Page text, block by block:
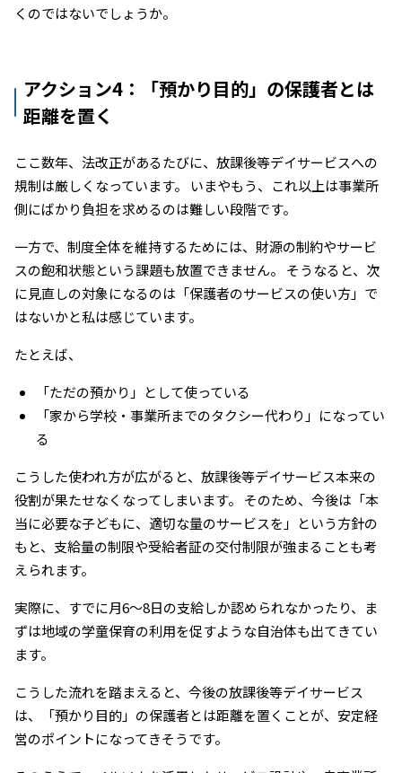
くのではないでしょうか。
アクション4：「預かり目的」の保護者とは
距離を置く
ここ数年、法改正があるたびに、放課後等デイサービスへの
規制は厳しくなっています。 いまやもう、これ以上は事業所
側にばかり負担を求めるのは難しい段階です。
一方で、制度全体を維持するためには、財源の制約やサービ
スの飽和状態という課題も放置できません。 そうなると、次
に見直しの対象になるのは「保護者のサービスの使い方」で
はないかと私は感じています。
たとえば、
「ただの預かり」として使っている
「家から学校・事業所までのタクシー代わり」になってい
る
こうした使われ方が広がると、放課後等デイサービス本来の
役割が果たせなくなってしまいます。 そのため、今後は「本
当に必要な子どもに、適切な量のサービスを」という方針の
もと、支給量の制限や受給者証の交付制限が強まることも考
えられます。
実際に、すでに月6〜8日の支給しか認められなかったり、ま
ずは地域の学童保育の利用を促すような自治体も出てきてい
ます。
こうした流れを踏まえると、今後の放課後等デイサービス
は、「預かり目的」の保護者とは距離を置くことが、安定経
営のポイントになってきそうです。